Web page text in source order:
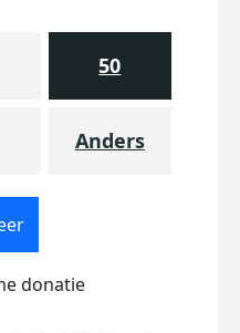
50
Anders
donatie